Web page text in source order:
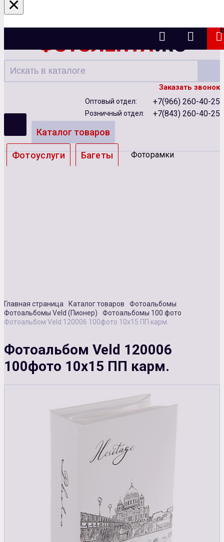
Казань
Заказать звонок
Оптовый отдел: +7(966) 260-40-25
Розничный отдел: +7(843) 260-40-25
Каталог товаров
Фотоуслуги Багеты Фоторамки
Главная страница Каталог товаров
Фотоальбомы
Фотоальбомы Veld (Пионер)
Фотоальбомы 100 фото
Фотоальбом Veld 120006 100фото 10х15 ПП карм.
Фотоальбом Veld 120006
100фото 10х15 ПП карм.
×